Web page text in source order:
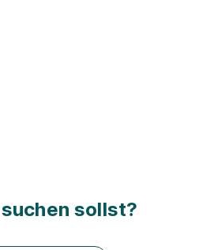
sollst?